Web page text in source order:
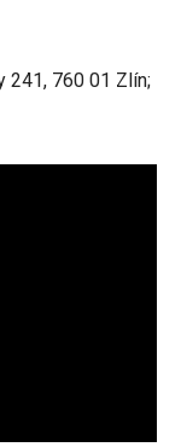
241, 760 01 Zlín;